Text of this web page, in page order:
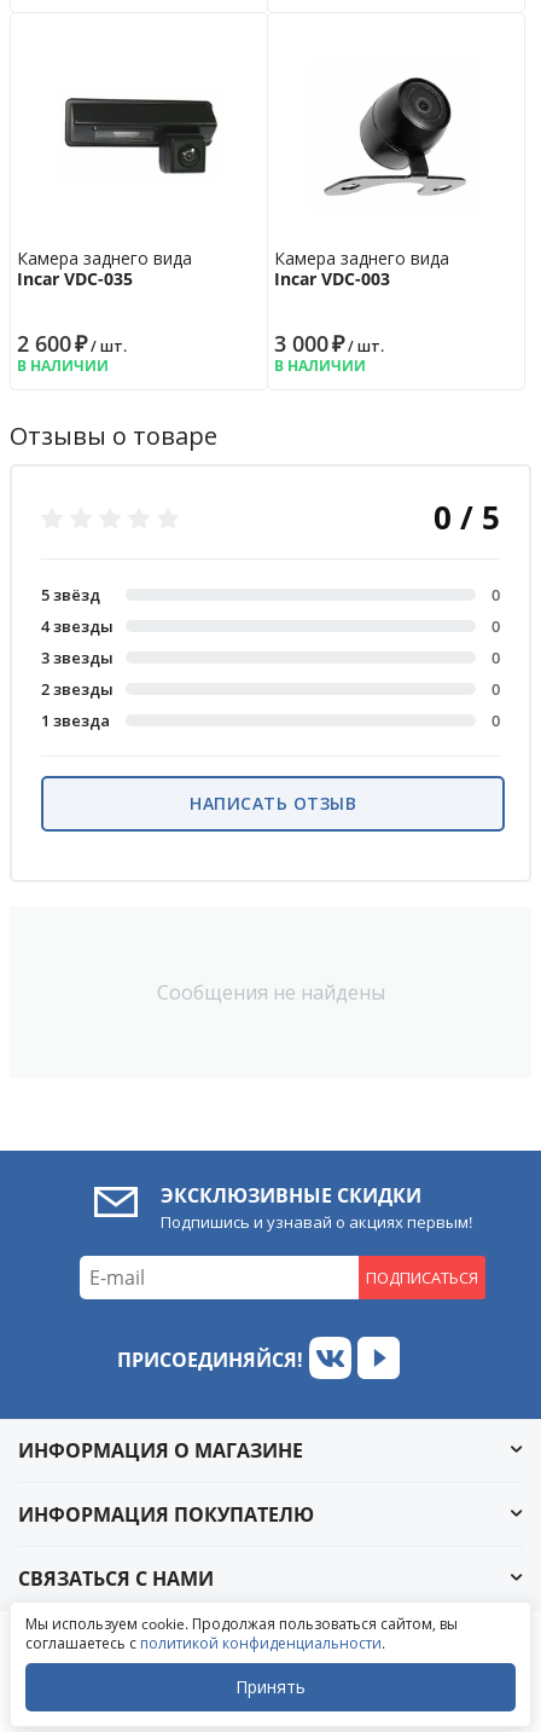
Камера заднего вида
Incar VDC-035
2 600₽/ шт.
В НАЛИЧИИ
Камера заднего вида
Incar VDC-003
3 000₽/ шт.
В НАЛИЧИИ
Отзывы о товаре
Сообщения не найдены
0 / 5
5 звёзд
0
4 звезды
0
3 звезды
0
2 звезды
0
1 звезда
0
НАПИСАТЬ ОТЗЫВ
ЭКСКЛЮЗИВНЫЕ СКИДКИ
Подпишись и узнавай о акциях первым!
ПОДПИСАТЬСЯ
ПРИСОЕДИНЯЙСЯ!
ИНФОРМАЦИЯ О МАГАЗИНЕ
ИНФОРМАЦИЯ ПОКУПАТЕЛЮ
СВЯЗАТЬСЯ С НАМИ
© 2004-2026 «УралАвтоСаунд»
Написать в ВКонтакте
Написать в MAX
Мы используем cookie. Продолжая пользоваться сайтом, вы
соглашаетесь с политикой конфиденциальности.
Принять